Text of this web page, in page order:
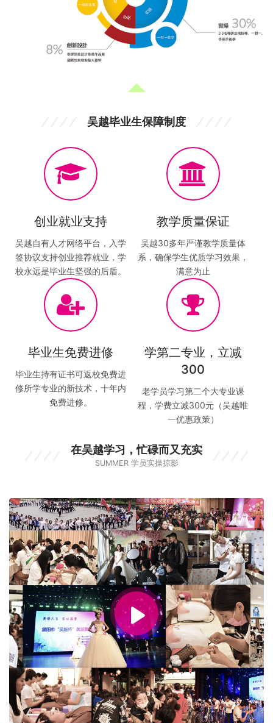
吴越毕业生保障制度
创业就业支持
吴越自有人才网络平台，入学
签协议支持创业推荐就业，学
校永远是毕业生坚强的后盾。
教学质量保证
吴越30多年严谨教学质量体
系，确保学生优质学习效果，
满意为止
毕业生免费进修
毕业生持有证书可返校免费进
修所学专业的新技术，十年内
免费进修。
学第二专业，立减
300
老学员学习第二个大专业课
程，学费立减300元（吴越唯
一优惠政策）
在吴越学习，忙碌而又充实
SUMMER 学员实操掠影